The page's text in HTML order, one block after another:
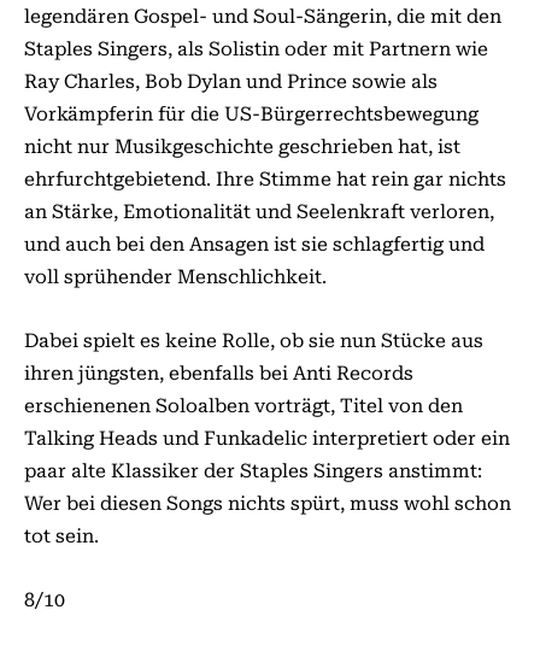
legendären Gos­pel- und Soul-Sängerin, die mit den
Staples Sin­gers, als Solistin oder mit Partnern wie
Ray Char­les, Bob Dylan und Prince sowie als
Vorkämpferin für die US-Bürgerrechtsbewegung
nicht nur Mu­­sik­geschichte geschrieben hat, ist
ehrfurchtgebietend. Ihre Stimme hat rein gar nichts
an Stärke, Emotionalität und Seelenkraft verloren,
und auch bei den Ansagen ist sie schlagfertig und
voll sprühender Menschlichkeit.
Dabei spielt es keine Rolle, ob sie nun Stücke aus
ihren jüngsten, ebenfalls bei Anti Records
erschienenen Soloalben vorträgt, Titel von den
Talking Heads und Funkadelic interpretiert oder ein
paar alte Klassiker der Stap­les Singers anstimmt:
Wer bei diesen Songs nichts spürt, muss wohl schon
tot sein.
8/10